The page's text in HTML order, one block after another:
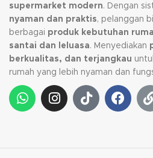
supermarket modern. Dengan
nyaman dan praktis, pelanggan
berbagai produk kebutuhan
santai dan leluasa. Menyediakan
berkualitas, dan terjangkau
rumah yang lebih nyaman dan